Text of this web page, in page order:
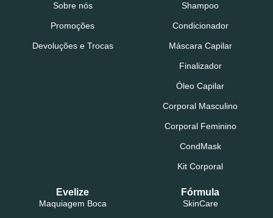
Sobre nós
Promoções
Devoluções e Trocas
Shampoo
Condicionador
Máscara Capilar
Finalizador
Óleo Capilar
Corporal Masculino
Corporal Feminino
CondMask
Kit Corporal
Evelize
Maquiagem Boca
Fórmula
SkinCare